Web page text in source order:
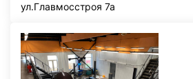
ул.Главмосстроя 7а